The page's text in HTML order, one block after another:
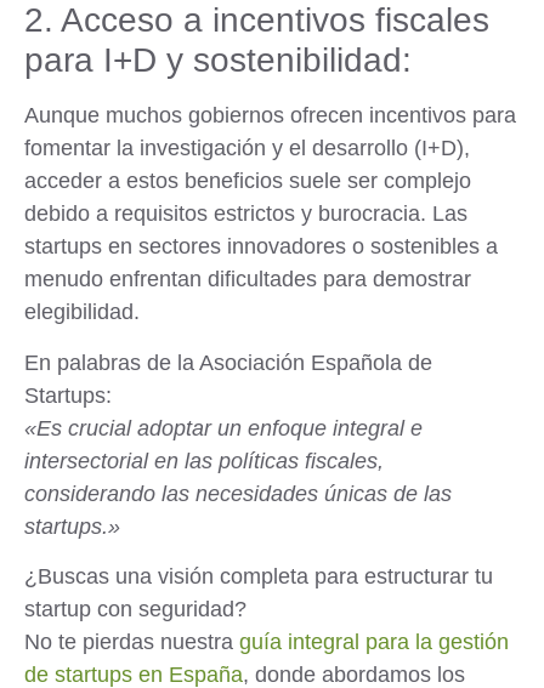
2. Acceso a incentivos fiscales
para I+D y sostenibilidad:
Aunque muchos gobiernos ofrecen incentivos para
fomentar la investigación y el desarrollo (I+D),
acceder a estos beneficios suele ser complejo
debido a requisitos estrictos y burocracia. Las
startups en sectores innovadores o sostenibles a
menudo enfrentan dificultades para demostrar
elegibilidad.
En palabras de la Asociación Española de
Startups:
«Es crucial adoptar un enfoque integral e
intersectorial en las políticas fiscales,
considerando las necesidades únicas de las
startups.»
¿Buscas una visión completa para estructurar tu
startup con seguridad?
No te pierdas nuestra guía integral para la gestión
de startups en España, donde abordamos los